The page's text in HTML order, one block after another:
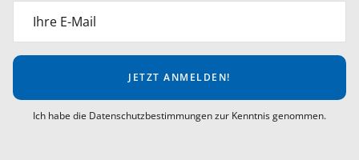
Ihre E-Mail
JETZT ANMELDEN!
Ich habe die Datenschutzbestimmungen zur Kenntnis genommen.